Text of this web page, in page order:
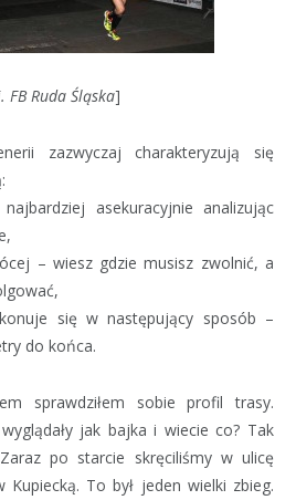
FB Ruda Śląska]
zazwyczaj charakteryzują się
asekuracyjnie analizując
– wiesz gdzie musisz zwolnić, a
się w następujący sposób –
do końca.
sprawdziłem sobie profil trasy.
jak bajka i wiecie co? Tak
po starcie skręciliśmy w ulicę
To był jeden wielki zbieg.